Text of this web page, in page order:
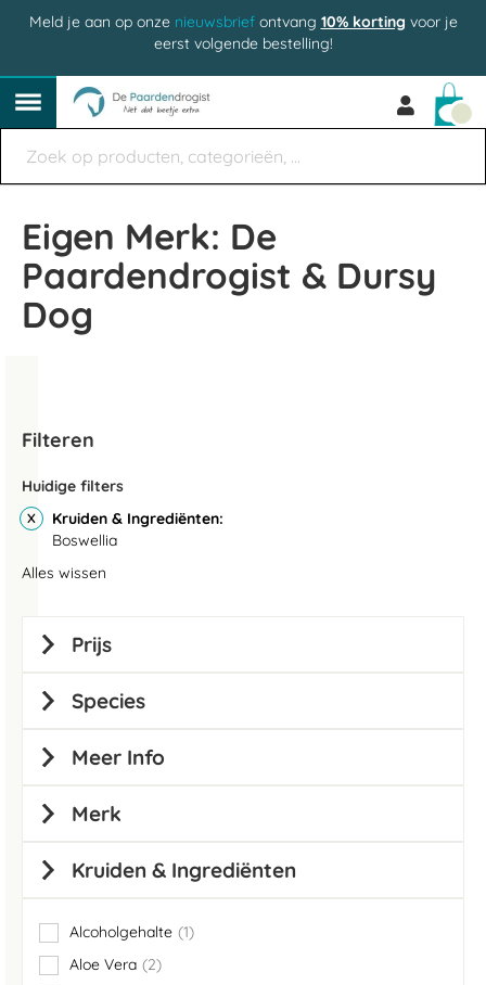
Meld je aan op onze nieuwsbriefontvang 10% korting voor je
eerst volgende bestelling!
Eigen Merk: De
Paardendrogist & Dursy
Dog
Filteren
Huidige filters
Kruiden & Ingrediënten
Boswellia
Alles wissen
Prijs
Species
Meer Info
Merk
Kruiden & Ingrediënten
Alcoholgehalte 1
item
Aloe Vera
2
items